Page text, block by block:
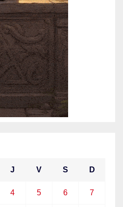
J V S D
4 5 6 7